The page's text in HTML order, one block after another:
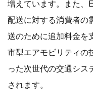
増えています。また、
配送に対する消費者の
送のために追加料金を
市型エアモビリティの
った次世代の交通シス
されます。